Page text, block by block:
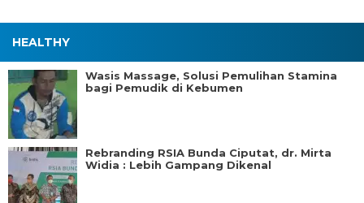
HEALTHY
Wasis Massage, Solusi Pemulihan Stamina
bagi Pemudik di Kebumen
Rebranding RSIA Bunda Ciputat, dr. Mirta
Widia : Lebih Gampang Dikenal